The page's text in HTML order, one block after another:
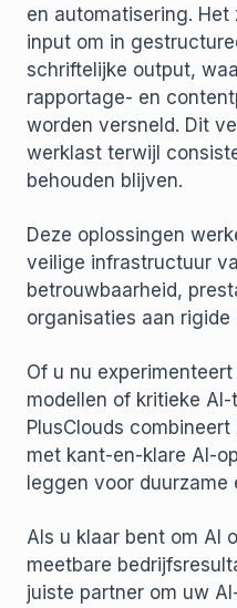
en automatisering.
input om in
schriftelijke output,
rapportage- en
worden versneld. Dit
werklast terwijl
behouden blijven.
Deze oplossingen
veilige infrastructuur
betrouwbaarheid,
organisaties aan
Of u nu
modellen of kritieke
PlusClouds
met kant-en-klare AI-
leggen voor
Als u klaar bent om AI
meetbare
juiste partner om uw